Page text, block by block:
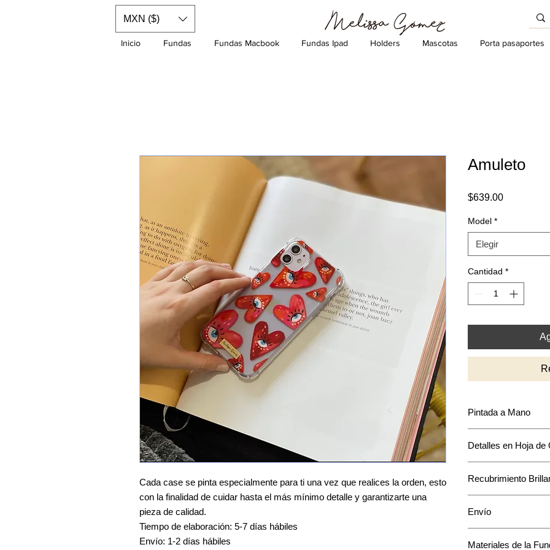
Inicio Fundas Fundas Macbook Fundas Ipad Holders Mascotas Porta pasaportes
MXN ($)
Cada case se pinta especialmente para ti una vez que realices la orden, esto
con la finalidad de cuidar hasta el más mínimo detalle y garantizarte una
pieza de calidad.
Tiempo de elaboración: 5-7 días hábiles
Envío: 1-2 días hábiles
Amuleto
$639.00Precio
Model *
Elegir
Cantidad *
Pintada a Mano
intensidad y
mantendrá en base
Detalles en Hoja de
acentos en hoja de
único a tu funda.
Recubrimiento
pintura.
Envío
pintará
Materiales de la